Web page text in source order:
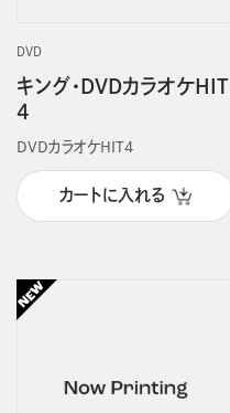
DVD
キング・DVDカラオケHIT
4
DVDカラオケHIT4
カートに入れる